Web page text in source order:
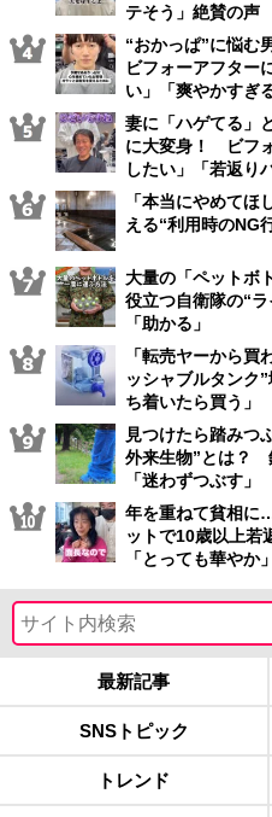
テそう」絶賛の声
“おかっぱ”に悩
ビフォーアフター
い」「爽やかすぎ
妻に「ハゲてる」
に大変身！ ビフ
したい」「若返り
「本当にやめて
える“利用時のNG
大量の「ペットボ
役立つ自衛隊の“ラ
「助かる」
「転売ヤーから買
ッシャブルタンク
ち着いたら買う」
見つけたら踏みつ
外来生物”とは？
「迷わずつぶす」
年を重ねて貧相に
ットで10歳以上若
「とっても華やか」
最新記事
SNSトピック
トレンド